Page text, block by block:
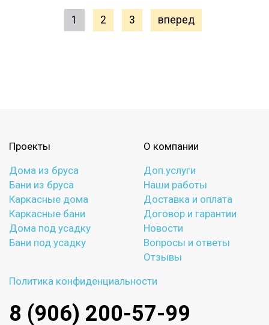
1 2 3 вперед
Проекты
Дома из бруса
Бани из бруса
Каркасные дома
Каркасные бани
Дома под усадку
Бани под усадку
О компании
Доп.услуги
Наши работы
Доставка и оплата
Договор и гарантии
Новости
Вопросы и ответы
Отзывы
Политика конфиденциальности
8 (906) 200-57-99